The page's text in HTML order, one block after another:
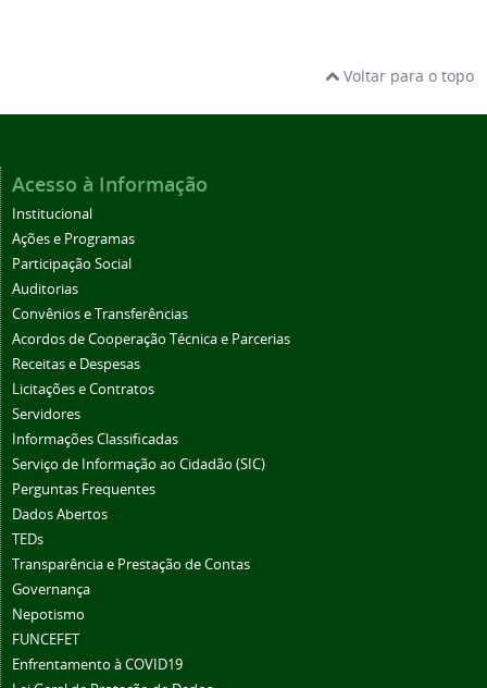
Voltar para o topo
Acesso à Informação
Institucional
Ações e Programas
Participação Social
Auditorias
Convênios e Transferências
Acordos de Cooperação Técnica e Parcerias
Receitas e Despesas
Licitações e Contratos
Servidores
Informações Classificadas
Serviço de Informação ao Cidadão (SIC)
Perguntas Frequentes
Dados Abertos
TEDs
Transparência e Prestação de Contas
Governança
Nepotismo
FUNCEFET
Enfrentamento à COVID19